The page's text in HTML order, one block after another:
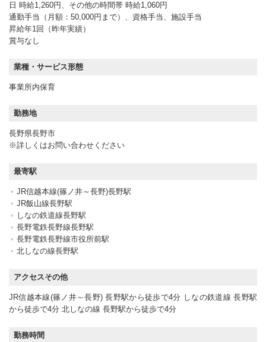
日 時給1,260円、その他の時間帯 時給1,060円
通勤手当（月額：50,000円まで）、資格手当、施設手当
昇給年1回（昨年実績）
賞与なし
業種・サービス形態
事業所内保育
勤務地
長野県長野市
※詳しくはお問い合わせください
最寄駅
JR信越本線(篠ノ井～長野)長野駅
JR飯山線長野駅
しなの鉄道線長野駅
長野電鉄長野線長野駅
長野電鉄長野線市役所前駅
北しなの線長野駅
アクセスその他
JR信越本線(篠ノ井～長野) 長野駅から徒歩で4分 しなの鉄道線 長野駅
から徒歩で4分 北しなの線 長野駅から徒歩で4分
勤務時間